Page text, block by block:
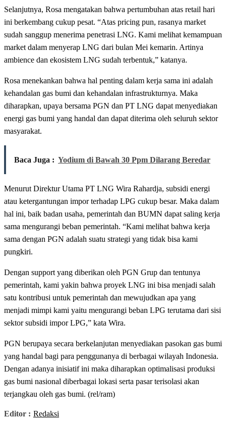
Selanjutnya, Rosa mengatakan bahwa pertumbuhan atas retail hari
ini berkembang cukup pesat. “Atas pricing pun, rasanya market
sudah sanggup menerima penetrasi LNG. Kami melihat kemampuan
market dalam menyerap LNG dari bulan Mei kemarin. Artinya
ambience dan ekosistem LNG sudah terbentuk,” katanya.
Rosa menekankan bahwa hal penting dalam kerja sama ini adalah
kehandalan gas bumi dan kehandalan infrastrukturnya. Maka
diharapkan, upaya bersama PGN dan PT LNG dapat menyediakan
energi gas bumi yang handal dan dapat diterima oleh seluruh sektor
masyarakat.
Baca Juga : Yodium di Bawah 30 Ppm Dilarang Beredar
Menurut Direktur Utama PT LNG Wira Rahardja, subsidi energi
atau ketergantungan impor terhadap LPG cukup besar. Maka dalam
hal ini, baik badan usaha, pemerintah dan BUMN dapat saling kerja
sama mengurangi beban pemerintah. “Kami melihat bahwa kerja
sama dengan PGN adalah suatu strategi yang tidak bisa kami
pungkiri.
Dengan support yang diberikan oleh PGN Grup dan tentunya
pemerintah, kami yakin bahwa proyek LNG ini bisa menjadi salah
satu kontribusi untuk pemerintah dan mewujudkan apa yang
menjadi mimpi kami yaitu mengurangi beban LPG terutama dari sisi
sektor subsidi impor LPG,” kata Wira.
PGN berupaya secara berkelanjutan menyediakan pasokan gas bumi
yang handal bagi para penggunanya di berbagai wilayah Indonesia.
Dengan adanya inisiatif ini maka diharapkan optimalisasi produksi
gas bumi nasional diberbagai lokasi serta pasar terisolasi akan
terjangkau oleh gas bumi. (rel/ram)
Editor : Redaksi